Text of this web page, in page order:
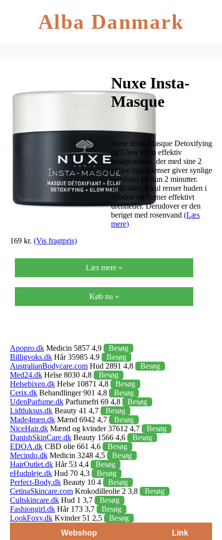
Alba Danmark
Nuxe Insta-
Masque
Glow 50 ml
Nuxe Insta-Masque Detoxifying
og Glow er en effektiv
ansigtsmaske, der med sine 2
aktive ingredienser giver synlige
resultater på kun 2 minutter.
Indholdet af kul renser huden i
dybden og fjerner effektivt
urenheder. Derudover er den
beriget med rosenvand (Læs
mere)
169 kr. (Vis fragtpris)
Læs mere »
Køb nu »
Apopro.dk Medicin 5857 4,9
Besøg
Billigvoks.dk Hår 35985 4,9
Besøg
AustralianBodycare.com Hud 2891 4,8
Besøg
Med24.dk Helse 8030 4,8
Besøg
Helsebixen.dk Helse 10871 4,8
Besøg
Cerix.dk Behandlinger 901 4,8
Besøg
UdenParfume.dk Parfumefri 69 4,8
Besøg
Lidtluksus.dk Beauty 41 4,7
Besøg
Made4men.dk Mænd 6942 4,7
Besøg
NiceHair.dk Mænd og kvinder 37612 4,7
Besøg
DanishSkinCare.dk Beauty 1566 4,6
Besøg
EDOA.dk CBD olie 661 4,6
Besøg
Mecindo.dk Medicin 3248 4,5
Besøg
HairOutlet.dk Hår 53 4,4
Besøg
eHudpleje.dk Hud 70 4,3
Besøg
Perfect-Body.dk Beauty 10 4
Besøg
CetinaSkincare.com Krokodilleolie 2 3,8
Besøg
Cultskincare.dk Hud 1 3,7
Besøg
Fashiongirl.dk Hår 173 3,7
Besøg
LookFoxy.dk Kvinder 51 2,5
Besøg
Webshop
Link